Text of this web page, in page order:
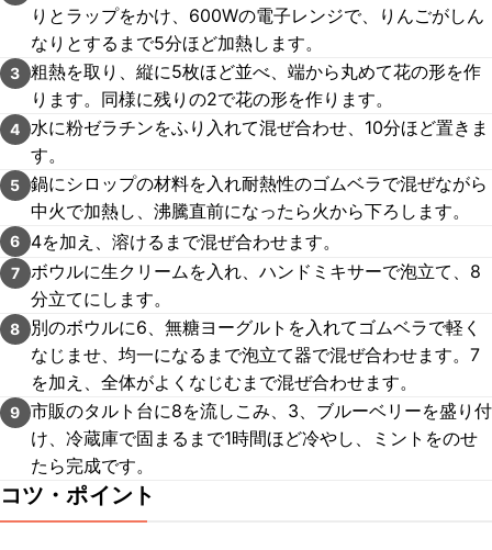
りとラップをかけ、600Wの電子レンジで、りんごがしん
なりとするまで5分ほど加熱します。
3 粗熱を取り、縦に5枚ほど並べ、端から丸めて花の形を作
ります。同様に残りの2で花の形を作ります。
4 水に粉ゼラチンをふり入れて混ぜ合わせ、10分ほど置きま
す。
5 鍋にシロップの材料を入れ耐熱性のゴムベラで混ぜながら
中火で加熱し、沸騰直前になったら火から下ろします。
6 4を加え、溶けるまで混ぜ合わせます。
7 ボウルに生クリームを入れ、ハンドミキサーで泡立て、8
分立てにします。
8
別のボウルに6、無糖ヨーグルトを入れてゴムベラで軽く
なじませ、均一になるまで泡立て器で混ぜ合わせます。7
を加え、全体がよくなじむまで混ぜ合わせます。
9 市販のタルト台に8を流しこみ、3、ブルーベリーを盛り付
け、冷蔵庫で固まるまで1時間ほど冷やし、ミントをのせ
たら完成です。
コツ・ポイント